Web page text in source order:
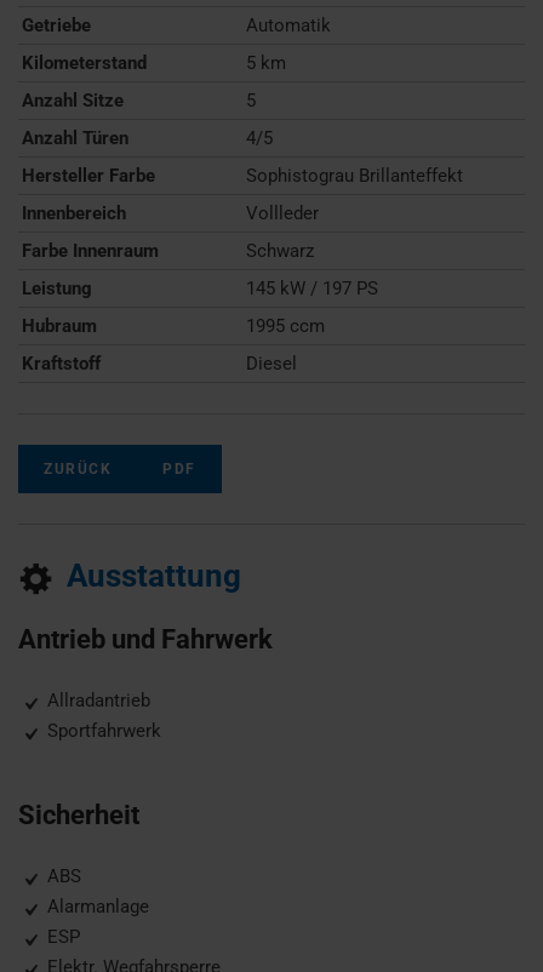
Getriebe
Automatik
Kilometerstand
5 km
Anzahl Sitze
5
Anzahl Türen
4/5
Hersteller Farbe
Sophistograu Brillanteffekt
Innenbereich
Vollleder
Farbe Innenraum
Schwarz
Leistung
145 kW / 197 PS
Hubraum
1995 ccm
Kraftstoff
Diesel
ZURÜCK PDF
Ausstattung
Antrieb und Fahrwerk
Allradantrieb
Sportfahrwerk
Sicherheit
ABS
Alarmanlage
ESP
Elektr. Wegfahrsperre